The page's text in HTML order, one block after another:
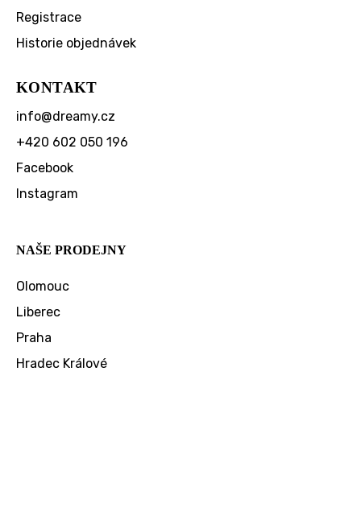
Registrace
Historie objednávek
KONTAKT
info@dreamy.cz
+420 602 050 196
Facebook
Instagram
NAŠE PRODEJNY
Olomouc
Liberec
Praha
Hradec Králové